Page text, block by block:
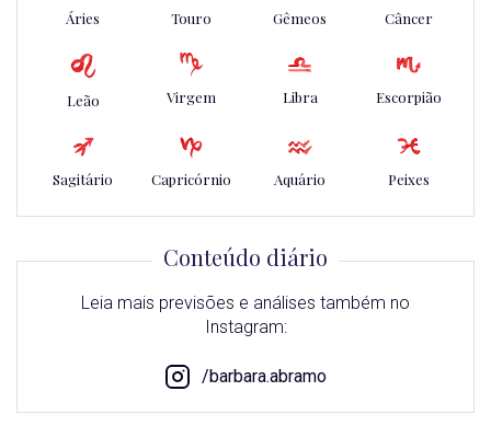
Áries Touro Gêmeos Câncer
Leão Virgem Libra Escorpião
Sagitário Capricórnio Aquário Peixes
Conteúdo diário
Leia mais previsões e análises também no
Instagram:
/barbara.abramo